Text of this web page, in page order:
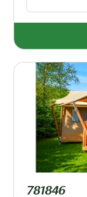
781846